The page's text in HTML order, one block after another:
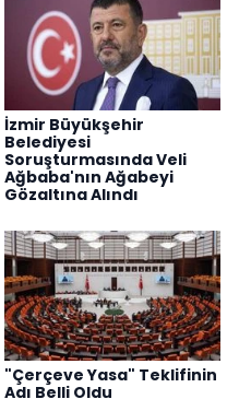
İzmir Büyükşehir
Belediyesi
Soruşturmasında Veli
Ağbaba'nın Ağabeyi
Gözaltına Alındı
"Çerçeve Yasa" Teklifinin
Adı Belli Oldu